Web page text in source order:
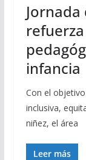
infancia
Con el
inclusiva,
niñez, el área
Leer más